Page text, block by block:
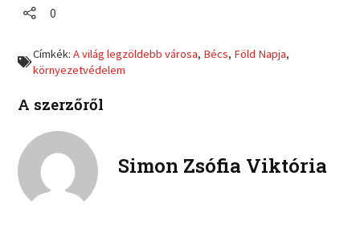
o
k
n
l
n
e
n
e
0
Címkék:A világ legzöldebb városa, Bécs, Föld Napja,
környezetvédelem
A szerzőről
Simon Zsófia Viktória